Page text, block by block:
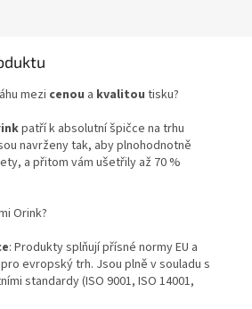
mezi cenou a kvalitou tisku?
patří k absolutní špičce na trhu
navrženy tak, aby plnohodnotně
a přitom vám ušetřily až 70 %
Orink?
: Produkty splňují přísné normy EU a
evropský trh. Jsou plně v souladu s
standardy (ISO 9001, ISO 14001,